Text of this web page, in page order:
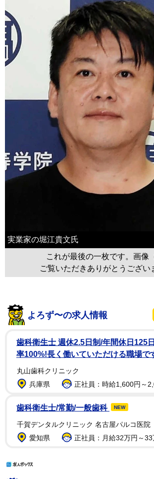
実業家の堀江貴文氏
これが最後の一枚です。画像
ご覧いただきありがとうござい
よろず〜の求人情報
歯科衛生士 週休2.5日制/年間休日125
率100%!長く働いていただける職場で
丸山歯科クリニック
兵庫県
正社員：時給1,600円～
歯科衛生士/常勤/一般歯科 NEW
千賀デンタルクリニック 名古屋パルコ医院
愛知県
正社員：月給32万円～33